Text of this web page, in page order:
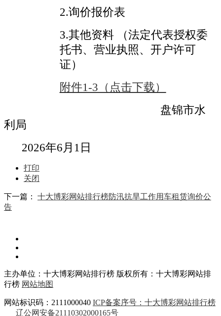
2.询价报价表
3.其他资料
（法定代表授权委
托书、 营业执照、开户许可
证）
附件1-3（点击下载）
盘锦市水
利 局
2026年6 月 1日
打印
关闭
下一篇：
十大博彩网站排行榜防汛抗旱工作用车租赁询价公
告
主办单位：十大博彩网站排行榜 版权所有：十大博彩网站排
行榜 网站地图
网站标识码：2111000040 ICP备案序号：十大博彩网站排行榜
辽公网安备21110302000165号